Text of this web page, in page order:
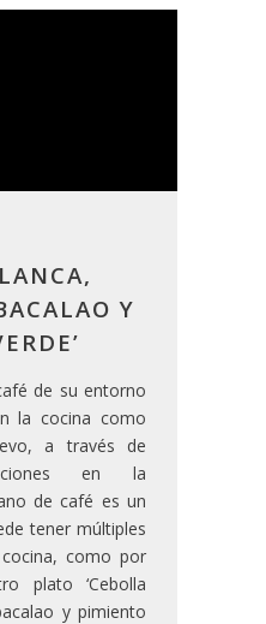
Y
de su entorno
la cocina como
a través de
en la
de café es un
tener múltiples
como por
plato ‘Cebolla
y pimiento